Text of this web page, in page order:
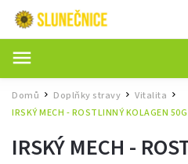
Domů / Doplňky stravy / Vitalita /
IRSKÝ MECH - ROSTLINNÝ KOLAGEN 50G
IRSKÝ MECH -